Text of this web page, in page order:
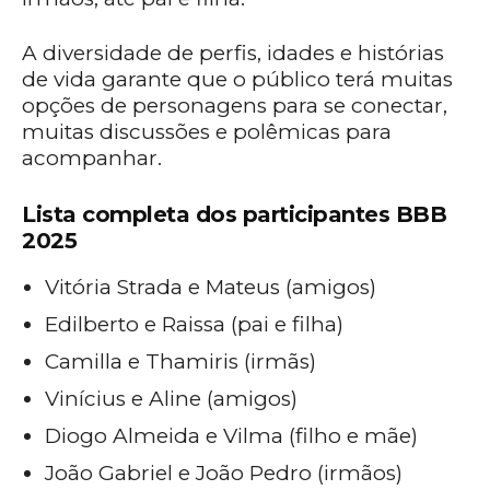
A diversidade de perfis, idades e histórias
de vida garante que o público terá muitas
opções de personagens para se conectar,
muitas discussões e polêmicas para
acompanhar.
Lista completa dos participantes BBB
2025
Vitória Strada e Mateus (amigos)
Edilberto e Raissa (pai e filha)
Camilla e Thamiris (irmãs)
Vinícius e Aline (amigos)
Diogo Almeida e Vilma (filho e mãe)
João Gabriel e João Pedro (irmãos)